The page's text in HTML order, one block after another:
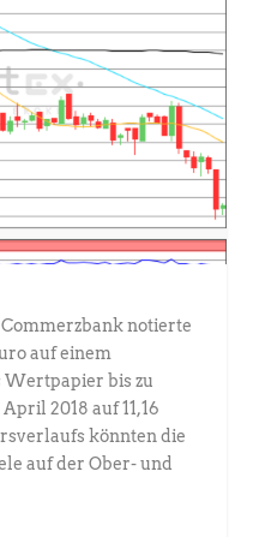
notierte
auf einem
Wertpapier bis zu
2018 auf 11,16
könnten die
auf der Ober- und